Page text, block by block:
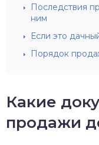
Последствия
ним
Если это
Порядок
Какие
продажи